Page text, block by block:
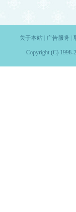
关于本站| 广告服务
Copyright (C) 1998-